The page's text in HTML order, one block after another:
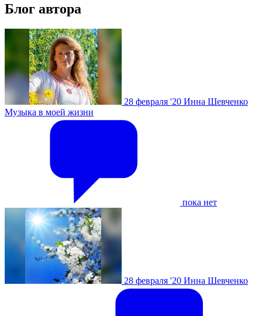
Блог автора
28 февраля '20 Инна Шевченко
Музыка в моей жизни
пока нет
28 февраля '20 Инна Шевченко